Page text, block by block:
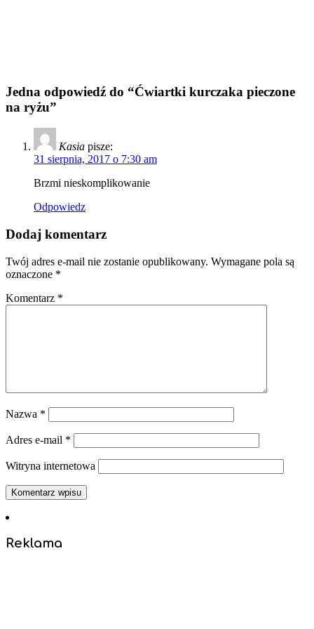
Jedna odpowiedź do “Ćwiartki kurczaka pieczone
na ryżu”
Kasia pisze:
31 sierpnia, 2017 o 7:30 am
Brzmi nieskomplikowanie
Odpowiedz
Dodaj komentarz
Twój adres e-mail nie zostanie opublikowany. Wymagane pola są
oznaczone *
Komentarz *
Nazwa *
Adres e-mail *
Witryna internetowa
Reklama